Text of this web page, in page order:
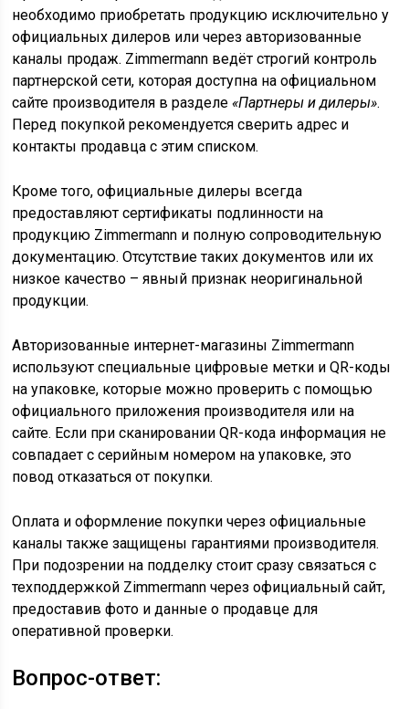
необходимо приобретать продукцию исключительно у
официальных дилеров или через авторизованные
каналы продаж. Zimmermann ведёт строгий контроль
партнерской сети, которая доступна на официальном
сайте производителя в разделе«Партнеры и дилеры».
Перед покупкой рекомендуется сверить адрес и
контакты продавца с этим списком.
Кроме того, официальные дилеры всегда
предоставляют сертификаты подлинности на
продукцию Zimmermann и полную сопроводительную
документацию. Отсутствие таких документов или их
низкое качество – явный признак неоригинальной
продукции.
Авторизованные интернет-магазины Zimmermann
используют специальные цифровые метки и QR-коды
на упаковке, которые можно проверить с помощью
официального приложения производителя или на
сайте. Если при сканировании QR-кода информация не
совпадает с серийным номером на упаковке, это
повод отказаться от покупки.
Оплата и оформление покупки через официальные
каналы также защищены гарантиями производителя.
При подозрении на подделку стоит сразу связаться с
техподдержкой Zimmermann через официальный сайт,
предоставив фото и данные о продавце для
оперативной проверки.
Вопрос-ответ: